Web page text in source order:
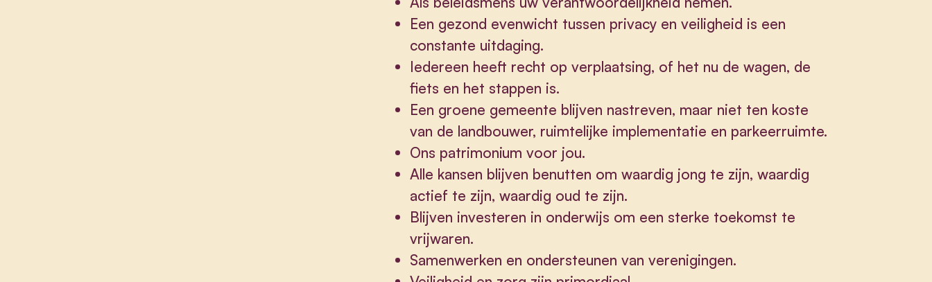
Een gezond evenwicht tussen privacy en veiligheid is een
constante uitdaging.
Iedereen heeft recht op verplaatsing, of het nu de wagen, de
fiets en het stappen is.
Een groene gemeente blijven nastreven, maar niet ten koste
van de landbouwer, ruimtelijke implementatie en parkeerruimte.
Ons patrimonium voor jou.
Alle kansen blijven benutten om waardig jong te zijn, waardig
actief te zijn, waardig oud te zijn.
Blijven investeren in onderwijs om een sterke toekomst te
vrijwaren.
Samenwerken en ondersteunen van verenigingen.